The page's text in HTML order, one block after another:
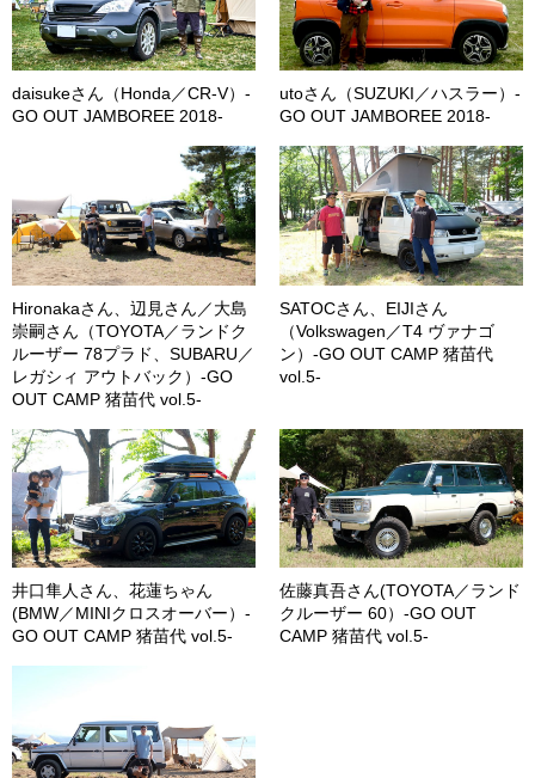
daisukeさん（Honda／CR-V）-
GO OUT JAMBOREE 2018-
utoさん（SUZUKI／ハスラー）-
GO OUT JAMBOREE 2018-
Hironakaさん、辺見さん／大島
崇嗣さん（TOYOTA／ランドク
ルーザー 78プラド、SUBARU／
レガシィ アウトバック）-GO
OUT CAMP 猪苗代 vol.5-
SATOCさん、EIJIさん
（Volkswagen／T4 ヴァナゴ
ン）-GO OUT CAMP 猪苗代
vol.5-
井口隼人さん、花蓮ちゃん
(BMW／MINIクロスオーバー）-
GO OUT CAMP 猪苗代 vol.5-
佐藤真吾さん(TOYOTA／ランド
クルーザー 60）-GO OUT
CAMP 猪苗代 vol.5-